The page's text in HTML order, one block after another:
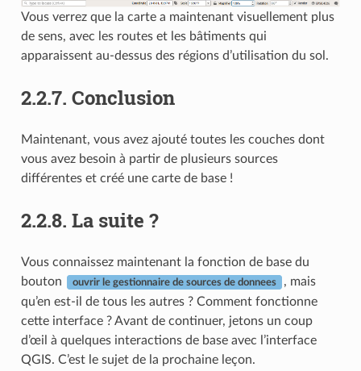
Vous verrez que la carte a maintenant visuellement plus
de sens, avec les routes et les bâtiments qui
apparaissent au-dessus des régions d’utilisation du sol.
2.2.7. Conclusion
Maintenant, vous avez ajouté toutes les couches dont
vous avez besoin à partir de plusieurs sources
différentes et créé une carte de base !
2.2.8. La suite ?
Vous connaissez maintenant la fonction de base du
bouton
ouvrir le gestionnaire de sources de donnees
, mais
qu’en est-il de tous les autres ? Comment fonctionne
cette interface ? Avant de continuer, jetons un coup
d’œil à quelques interactions de base avec l’interface
QGIS. C’est le sujet de la prochaine leçon.